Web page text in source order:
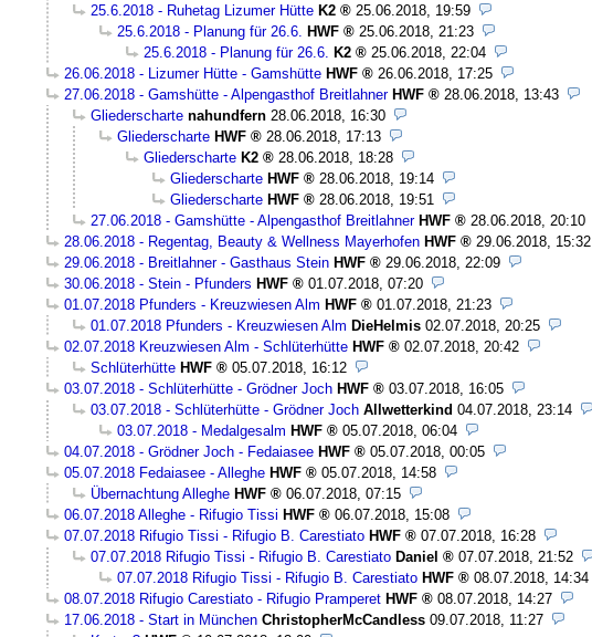
25.6.2018 - Ruhetag Lizumer Hütte K2
25.06.2018, 19:59
25.6.2018 - Planung für 26.6. HWF
25.06.2018, 21:23
25.6.2018 - Planung für 26.6. K2
25.06.2018, 22:04
26.06.2018 - Lizumer Hütte - Gamshütte HWF
26.06.2018, 17:25
27.06.2018 - Gamshütte - Alpengasthof Breitlahner HWF
28.06.2018, 13:43
Gliederscharte nahundfern 28.06.2018, 16:30
Gliederscharte HWF
28.06.2018, 17:13
Gliederscharte K2
28.06.2018, 18:28
Gliederscharte HWF
28.06.2018, 19:14
Gliederscharte HWF
28.06.2018, 19:51
27.06.2018 - Gamshütte - Alpengasthof Breitlahner HWF
28.06.2018, 20:10
28.06.2018 - Regentag, Beauty & Wellness Mayerhofen HWF
29.06.2018, 15:32
29.06.2018 - Breitlahner - Gasthaus Stein HWF
29.06.2018, 22:09
30.06.2018 - Stein - Pfunders HWF
01.07.2018, 07:20
01.07.2018 Pfunders - Kreuzwiesen Alm HWF
01.07.2018, 21:23
01.07.2018 Pfunders - Kreuzwiesen Alm DieHelmis 02.07.2018, 20:25
02.07.2018 Kreuzwiesen Alm - Schlüterhütte HWF
02.07.2018, 20:42
Schlüterhütte HWF
05.07.2018, 16:12
03.07.2018 - Schlüterhütte - Grödner Joch HWF
03.07.2018, 16:05
03.07.2018 - Schlüterhütte - Grödner Joch Allwetterkind 04.07.2018, 23:14
03.07.2018 - Medalgesalm HWF
05.07.2018, 06:04
04.07.2018 - Grödner Joch - Fedaiasee HWF
05.07.2018, 00:05
05.07.2018 Fedaiasee - Alleghe HWF
05.07.2018, 14:58
Übernachtung Alleghe HWF
06.07.2018, 07:15
06.07.2018 Alleghe - Rifugio Tissi HWF
06.07.2018, 15:08
07.07.2018 Rifugio Tissi - Rifugio B. Carestiato HWF
07.07.2018, 16:28
07.07.2018 Rifugio Tissi - Rifugio B. Carestiato Daniel
07.07.2018, 21:52
07.07.2018 Rifugio Tissi - Rifugio B. Carestiato HWF
08.07.2018, 14:34
08.07.2018 Rifugio Carestiato - Rifugio Pramperet HWF
08.07.2018, 14:27
17.06.2018 - Start in München ChristopherMcCandless 09.07.2018, 11:27